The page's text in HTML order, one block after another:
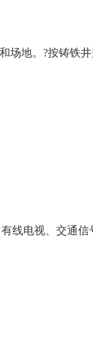
场地。?按铸铁
线电视、交通